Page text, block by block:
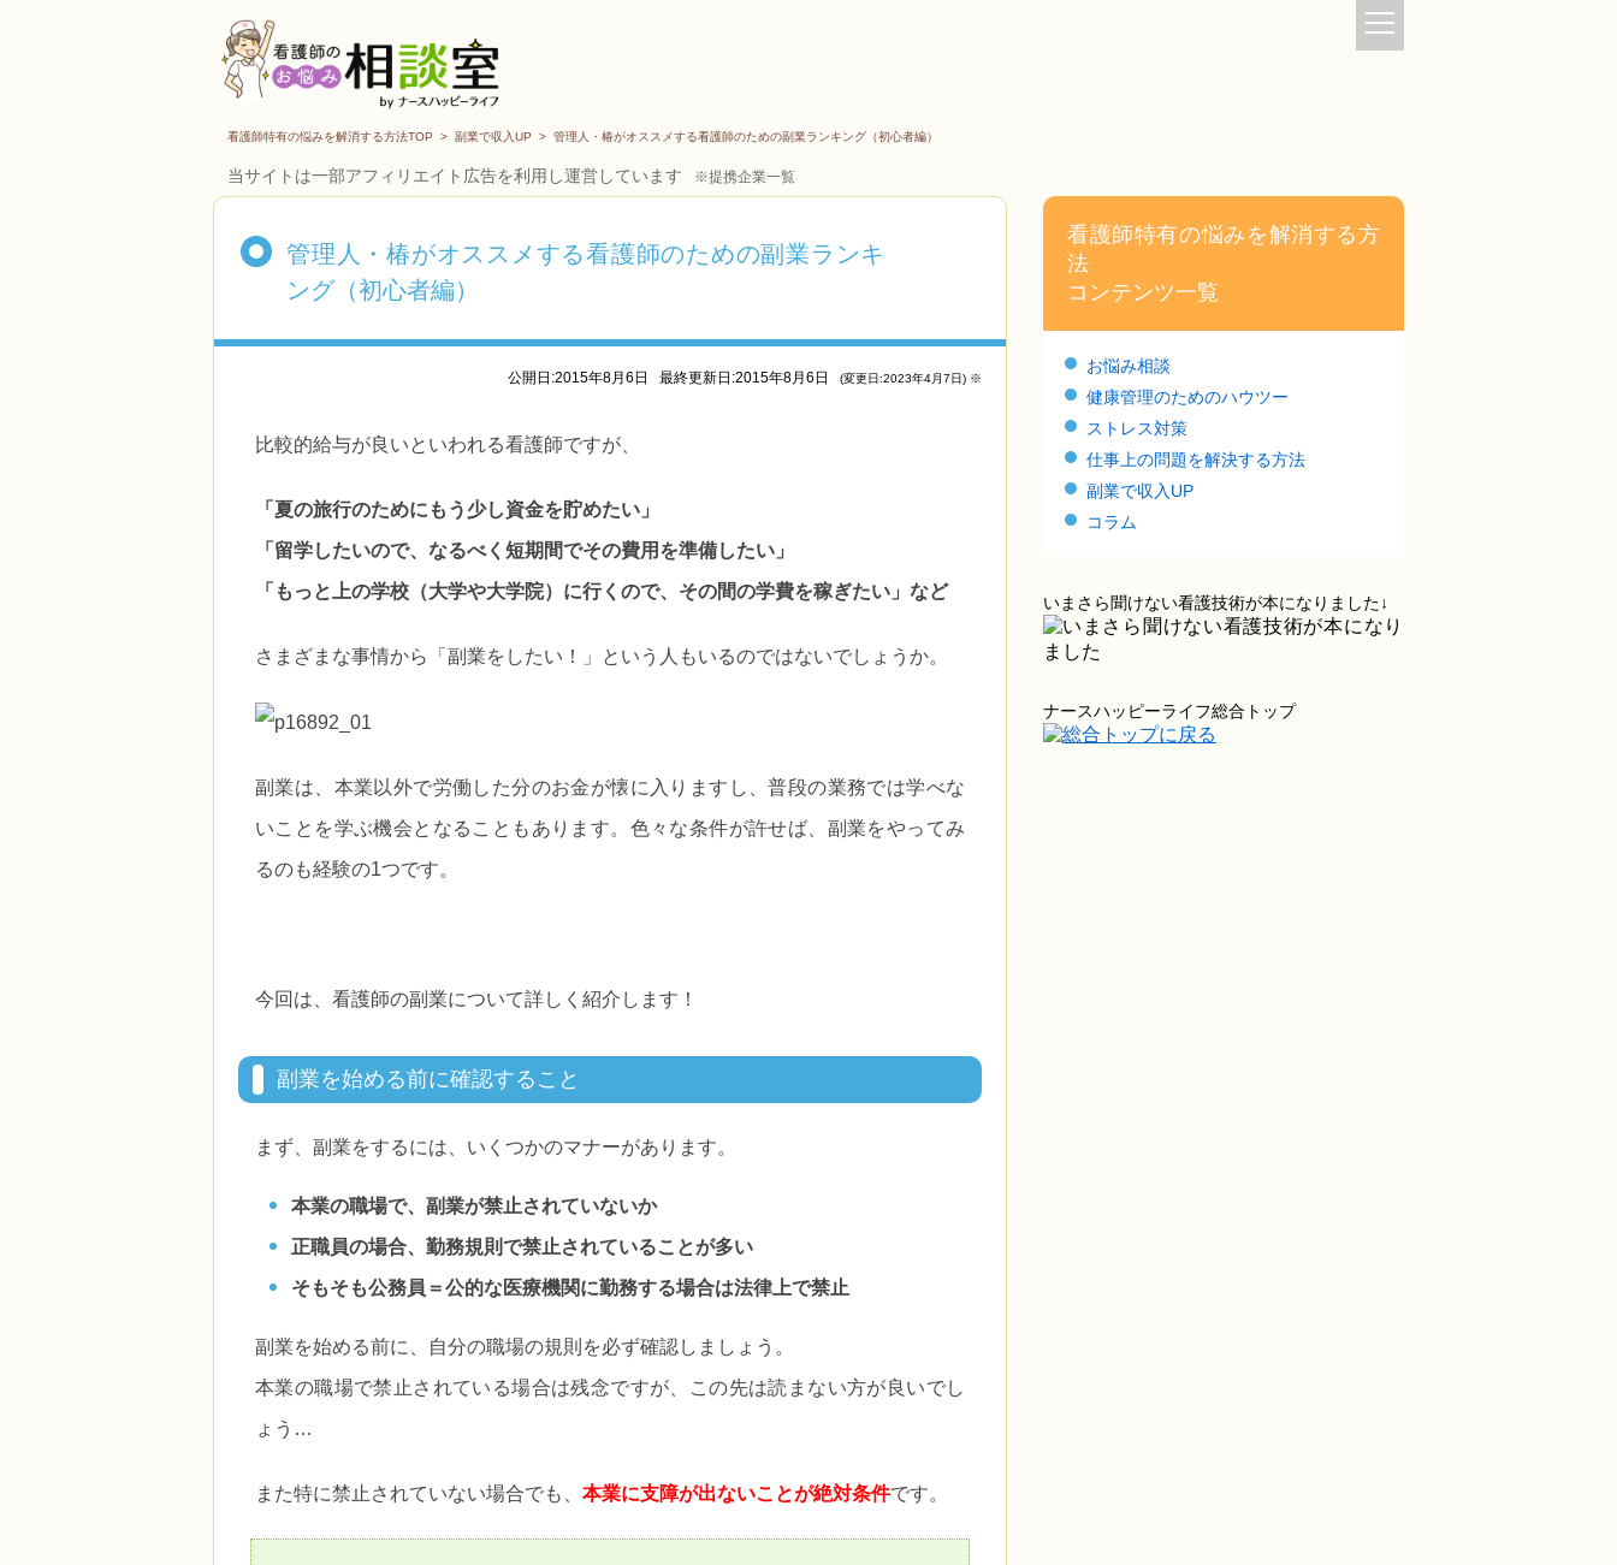
看護師特有の悩みを解消する方法TOP > 副業で収入UP > 管理人・椿がオススメする看護師のための副業ランキング（初心者編）
当サイトは一部アフィリエイト広告を利用し運営しています ※提携企業一覧
管理人・椿がオススメする看護師のための副業ランキ
ング（初心者編）
公開日:2015年8月6日 最終更新日:2015年8月6日 (変更日:2023年4月7日) ※
比較的給与が良いといわれる看護師ですが、
「夏の旅行のためにもう少し資金を貯めたい」
「留学したいので、なるべく短期間でその費用を準備したい」
「もっと上の学校（大学や大学院）に行くので、その間の学費を稼ぎたい」など
さまざまな事情から「副業をしたい！」という人もいるのではないでしょうか。
副業は、本業以外で労働した分のお金が懐に入りますし、普段の業務では学べな
いことを学ぶ機会となることもあります。色々な条件が許せば、副業をやってみ
るのも経験の1つです。
今回は、看護師の副業について詳しく紹介します！
副業を始める前に確認すること
まず、副業をするには、いくつかのマナーがあります。
本業の職場で、副業が禁止されていないか
正職員の場合、勤務規則で禁止されていることが多い
そもそも公務員＝公的な医療機関に勤務する場合は法律上で禁止
副業を始める前に、自分の職場の規則を必ず確認しましょう。
本業の職場で禁止されている場合は残念ですが、この先は読まない方が良いでし
ょう…
また特に禁止されていない場合でも、 本業に支障が出ないことが絶対条件です。
看護師特有の悩みを解消する方
法
コンテンツ一覧
お悩み相談
健康管理のためのハウツー
ストレス対策
仕事上の問題を解決する方法
副業で収入UP
コラム
いまさら聞けない看護技術が本になりました↓
ナースハッピーライフ総合トップ